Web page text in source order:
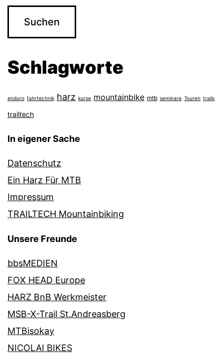
Schlagworte
enduro fahrtechnik harz kurse mountainbike mtb seminare Touren trails
trailtech
In eigener Sache
Datenschutz
Ein Harz Für MTB
Impressum
TRAILTECH Mountainbiking
Unsere Freunde
bbsMEDIEN
FOX HEAD Europe
HARZ BnB Werkmeister
MSB-X-Trail St.Andreasberg
MTBisokay
NICOLAI BIKES